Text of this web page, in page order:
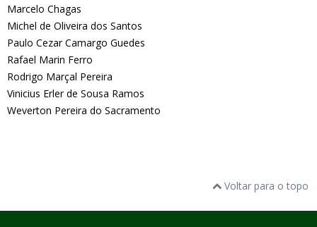
Marcelo Chagas
Michel de Oliveira dos Santos
Paulo Cezar Camargo Guedes
Rafael Marin Ferro
Rodrigo Marçal Pereira
Vinicius Erler de Sousa Ramos
Weverton Pereira do Sacramento
Voltar para o topo